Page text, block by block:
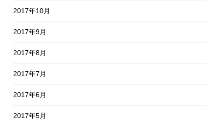
2017年10月
2017年9月
2017年8月
2017年7月
2017年6月
2017年5月